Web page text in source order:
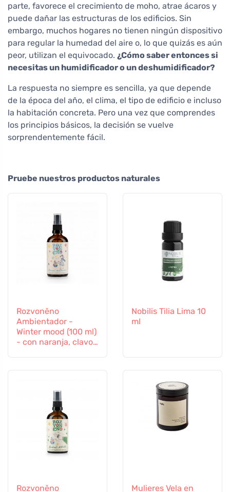
parte, favorece el crecimiento de moho, atrae ácaros y
puede dañar las estructuras de los edificios. Sin
embargo, muchos hogares no tienen ningún dispositivo
para regular la humedad del aire o, lo que quizás es aún
peor, utilizan el equivocado. ¿Cómo saber entonces si
necesitas un humidificador o un deshumidificador?
La respuesta no siempre es sencilla, ya que depende
de la época del año, el clima, el tipo de edificio e incluso
la habitación concreta. Pero una vez que comprendes
los principios básicos, la decisión se vuelve
sorprendentemente fácil.
Pruebe nuestros productos naturales
Rozvoněno
Ambientador -
Winter mood (100 ml)
- con naranja, clavo
Nobilis Tilia Lima 10
ml
Rozvoněno
Mulieres Vela en